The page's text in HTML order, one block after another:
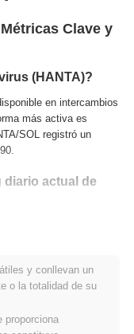
Clave y
(HANTA)?
en intercambios
más activa es
SOL registró un
.
diario actual de
de Hantavirus se
un aumento a corto
precios de
y conllevan un
o la totalidad de su
proporciona